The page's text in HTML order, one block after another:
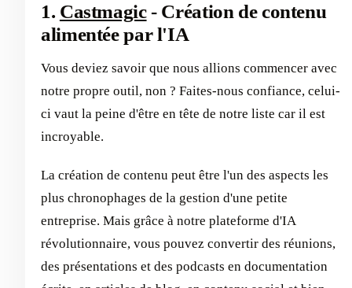
1. Castmagic- Création de contenu
alimentée par l'IA
Vous deviez savoir que nous allions commencer avec
notre propre outil, non ? Faites-nous confiance, celui-
ci vaut la peine d'être en tête de notre liste car il est
incroyable.
La création de contenu peut être l'un des aspects les
plus chronophages de la gestion d'une petite
entreprise. Mais grâce à notre plateforme d'IA
révolutionnaire, vous pouvez convertir des réunions,
des présentations et des podcasts en documentation